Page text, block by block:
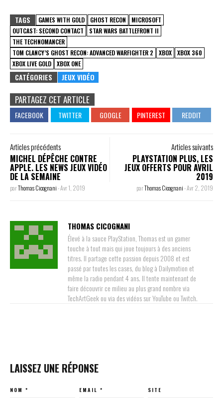
TAGS GAMES WITH GOLD GHOST RECON
MICROSOFT
OUTCAST: SECOND CONTACT
STAR WARS BATTLEFRONT II
THE TECHNOMANCER
TOM CLANCY’S GHOST RECON: ADVANCED WARFIGHTER 2
XBOX
XBOX 360
XBOX LIVE GOLD
XBOX ONE
CATÉGORIES JEUX VIDÉO
PARTAGEZ CET ARTICLE
Articles précédents
MICHEL DÉPÊCHE CONTRE
APPLE. LES NEWS JEUX VIDÉO
DE LA SEMAINE
parThomas Cicognani-Avr 1, 2019
Articles suivants
PLAYSTATION PLUS, LES
JEUX OFFERTS POUR AVRIL
2019
parThomas Cicognani-Avr 2, 2019
THOMAS CICOGNANI
Élevé à la sauce PlayStation, Thomas est un gamer
touche à tout mais qui joue toujours à des anciens
titres. Il partage cette passion depuis 2008 et est
passé par toutes les cases, du blog à Dailymotion et
même la radio pendant 4 ans. Il tente maintenant de
faire découvrir ce milieu au plus grand nombre via
TechArtGeek ou via des vidéos sur YouTube ou Twitch.
LAISSEZ UNE RÉPONSE
NOM * EMAIL * SITE